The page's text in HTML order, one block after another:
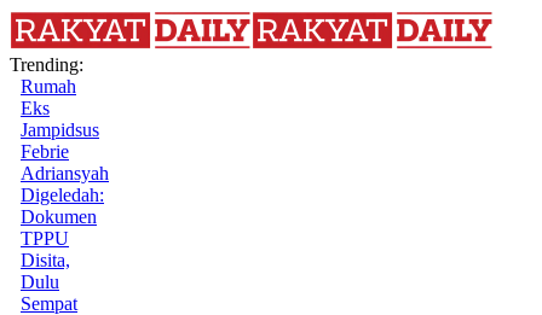
Trending:
Rumah
Eks
Jampidsus
Febrie
Adriansyah
Digeledah:
Dokumen
TPPU
Disita,
Dulu
Sempat